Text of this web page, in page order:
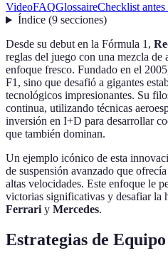
VideoFAQGlossaireChecklist antes
Índice(9 secciones)
Desde su debut en la Fórmula 1,
reglas del juego con una mezcla
enfoque fresco. Fundado en el
F1, sino que desafió a gigantes
tecnológicos impresionantes. Su
continua, utilizando técnicas
inversión en I+D para desarrollar
que también dominan.
Un ejemplo icónico de esta
de suspensión avanzado que
altas velocidades. Este enfoque le
victorias significativas y desafiar la
Ferrariy Mercedes.
Estrategias de